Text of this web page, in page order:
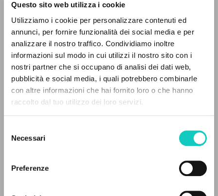
Questo sito web utilizza i cookie
Utilizziamo i cookie per personalizzare contenuti ed
annunci, per fornire funzionalità dei social media e per
analizzare il nostro traffico. Condividiamo inoltre
informazioni sul modo in cui utilizzi il nostro sito con i
nostri partner che si occupano di analisi dei dati web,
pubblicità e social media, i quali potrebbero combinarle
con altre informazioni che hai fornito loro o che hanno
raccolto dal tuo utilizzo dei loro servizi.
delNecessari
Preferenze
Giussani Luigi
Alemán
30 Tage
1991
Páginas: 2
LEE EL FULL TEXT EN LA EDICIÓN
BÚSQUEDA AVANZADA »
0DOCUMENTOS ENCONTRADOS
RESULTADOS SUCESIVOS